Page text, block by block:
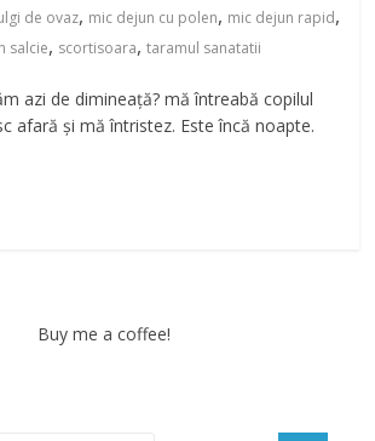
de ovaz, mic dejun cu polen, mic dejun rapid,
salcie, scortisoara,taramul sanatatii
azi de dimineață? mă întreabă copilul
afară și mă întristez. Este încă noapte.
Buy me a coffee!